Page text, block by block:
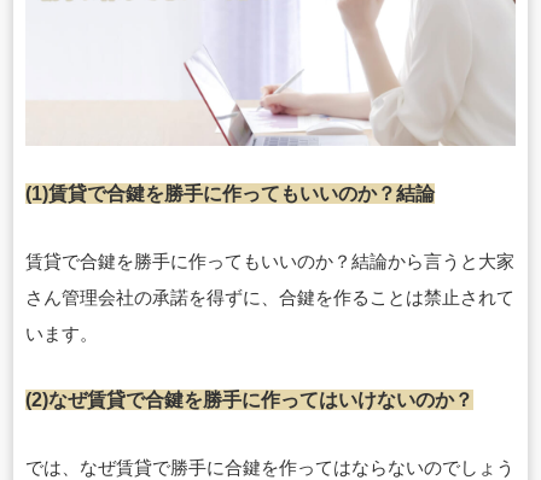
(1)賃貸で合鍵を勝手に作ってもいいのか？結論
賃貸で合鍵を勝手に作ってもいいのか？結論から言うと大家
さん管理会社の承諾を得ずに、合鍵を作ることは禁止されて
います。
(2)なぜ賃貸で合鍵を勝手に作ってはいけないのか？
では、なぜ賃貸で勝手に合鍵を作ってはならないのでしょう